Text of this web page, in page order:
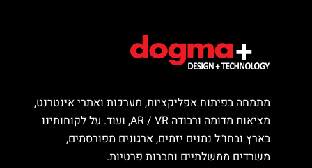
מתמחה בפיתוח אפליקציות, מערכות ואתרי אינטרנט,
מציאות מדומה ורבודה AR / VR, ועוד. על לקוחותינו
בארץ ובחו״ל נמנים יזמים, ארגונים מפורסמים,
משרדים ממשלתיים וחברות פרטיות.